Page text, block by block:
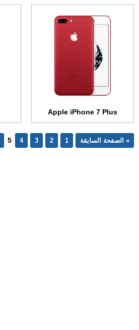
Apple iPhone 7 Plus
« الصفحة السابقة 1
2
3
4
5